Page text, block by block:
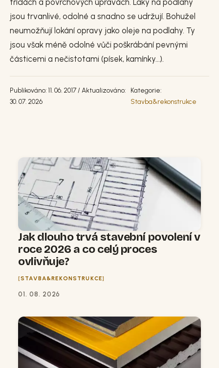
třídách a povrchových úpravách. Laky na podlahy
jsou trvanlivé, odolné a snadno se udržují. Bohužel
neumožňují lokání opravy jako oleje na podlahy. Ty
jsou však méně odolné vůči poškrábání pevnými
částicemi a nečistotami (písek, kamínky...).
Publikováno: 11. 06. 2017 / Aktualizováno:
30. 07. 2026
Kategorie:
Stavba&rekonstrukce
Jak dlouho trvá stavební povolení v
roce 2026 a co celý proces
ovlivňuje?
STAVBA&REKONSTRUKCE
01. 08. 2026